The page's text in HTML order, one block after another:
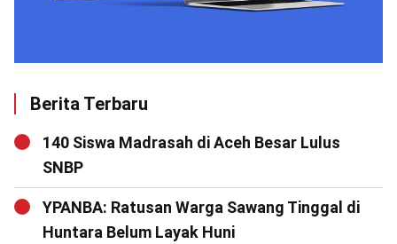
Berita Terbaru
140 Siswa Madrasah di Aceh Besar Lulus
SNBP
YPANBA: Ratusan Warga Sawang Tinggal di
Huntara Belum Layak Huni